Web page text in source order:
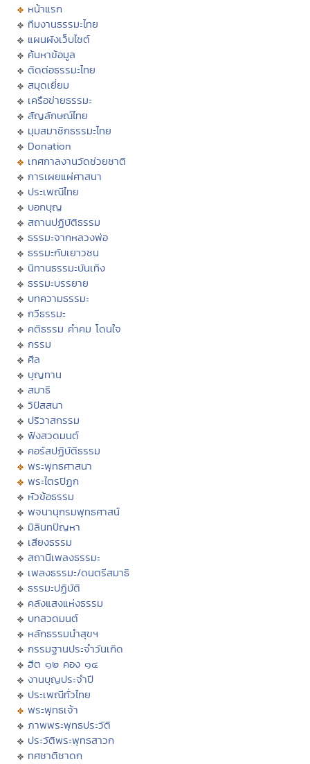
หน้าแรก
ทีมงานธรรมะไทย
แผนผังเว็บไซต์
ค้นหาข้อมูล
ติดต่อธรรมะไทย
สมุดเยี่ยม
เครือข่ายธรรมะ
สัญลักษณ์ไทย
มุมสมาชิกธรรมะไทย
Donation
เทศกาลงานวัดช่วยชาติ
การเผยแผ่ศาสนา
ประเพณีไทย
บอกบุญ
สถานปฏิบัติธรรม
ธรรมะจากหลวงพ่อ
ธรรมะกับเยาวชน
นิทานธรรมะบันเทิง
ธรรมะบรรยาย
บทความธรรมะ
กวีธรรมะ
คติธรรม คำคม โดนใจ
กรรม
ศีล
บุญทาน
สมาธิ
วิปัสสนา
ปริวาสกรรม
ฟังสวดมนต์
คอร์สปฏิบัติธรรม
พระพุทธศาสนา
พระไตรปิฏก
หัวข้อธรรม
พจนานุกรมพุทธศาสน์
มิลินทปัญหา
เสียงธรรม
สถานีเพลงธรรมะ
เพลงธรรมะ/ดนตรีสมาธิ
ธรรมะปฏิบัติ
คลังแสงแห่งธรรม
บทสวดมนต์
หลักธรรมนำสุขฯ
กรรมฐานประจำวันเกิด
ฮีต ๑๒ คอง ๑๔
งานบุญประจำปี
ประเพณีทั่วไทย
พระพุทธเจ้า
ภาพพระพุทธประวัติ
ประวัติพระพุทธสาวก
ทศชาติชาดก